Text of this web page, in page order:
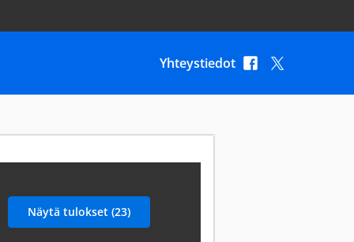
Yhteystiedot